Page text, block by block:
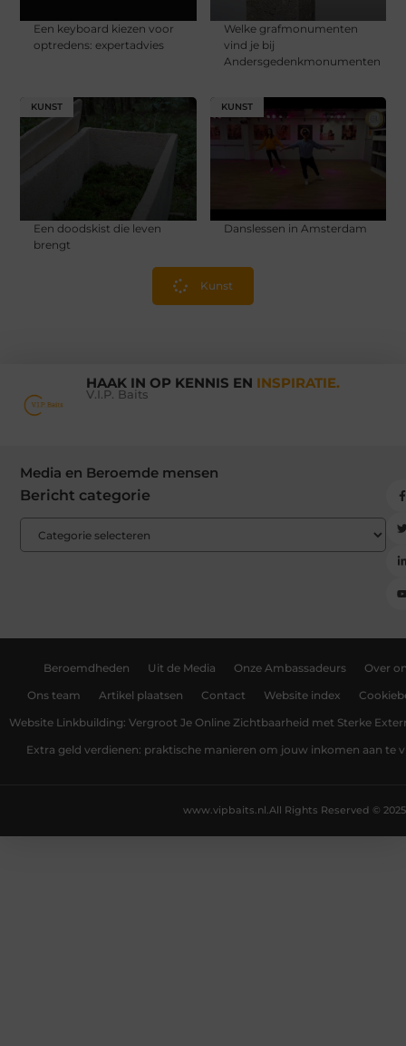
Een keyboard kiezen voor
optredens: expertadvies
Welke grafmonumenten
vind je bij
Andersgedenkmonumenten
KUNST
Een doodskist die leven
brengt
KUNST
Danslessen in Amsterdam
Kunst
HAAK IN OP KENNIS EN INSPIRATIE.
V.I.P. Baits
Media en Beroemde mensen
Bericht categorie
Beroemdheden Uit de Media Onze Ambassadeurs Over
Ons team Artikel plaatsen Contact Website index
Website Linkbuilding: Vergroot Je Online Zichtbaarheid met Sterke
Extra geld verdienen: praktische manieren om jouw inkomen aan te
All Rights Reserved © 2025
www.vipbaits.nl.